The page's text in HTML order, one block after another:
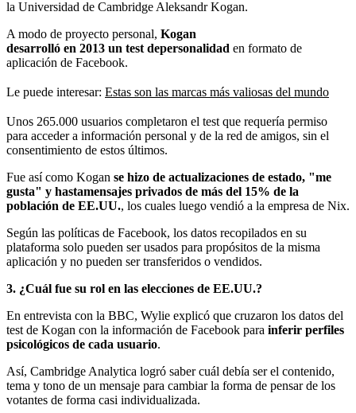
la Universidad de Cambridge Aleksandr Kogan.
A modo de proyecto personal, Kogan
desarrolló en 2013 un test depersonalidad en formato de
aplicación de Facebook.
Le puede interesar: Estas son las marcas más valiosas del mundo
Unos 265.000 usuarios completaron el test que requería permiso
para acceder a información personal y de la red de amigos, sin el
consentimiento de estos últimos.
Fue así como Kogan se hizo de actualizaciones de estado, "me
gusta" y hastamensajes privados de más del 15% de la
población de EE.UU., los cuales luego vendió a la empresa de Nix.
Según las políticas de Facebook, los datos recopilados en su
plataforma solo pueden ser usados para propósitos de la misma
aplicación y no pueden ser transferidos o vendidos.
3. ¿Cuál fue su rol en las elecciones de EE.UU.?
En entrevista con la BBC, Wylie explicó que cruzaron los datos del
test de Kogan con la información de Facebook para inferir perfiles
psicológicos de cada usuario.
Así, Cambridge Analytica logró saber cuál debía ser el contenido,
tema y tono de un mensaje para cambiar la forma de pensar de los
votantes de forma casi individualizada.